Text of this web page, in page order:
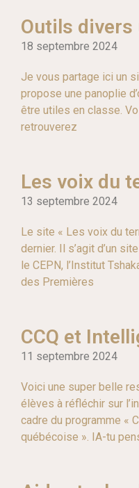
Outils divers
18 septembre 2024
Je vous partage ici un
propose une panoplie
être utiles en classe.
retrouverez
Les voix du
13 septembre 2024
Le site « Les voix du
dernier. Il s’agit d’un
le CEPN, l’Institut
des Premières
CCQ et
11 septembre 2024
Voici une super belle
élèves à réfléchir sur
cadre du programme «
québécoise ». IA-tu